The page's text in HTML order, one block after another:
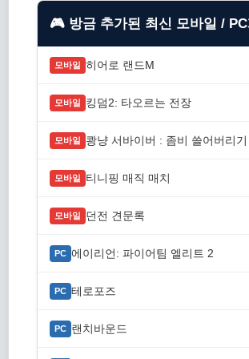
🎮 방금 추가된 최신 모바일 /
모바일 히어로 랜드M
모바일 킹덤2: 타오르는 전장
모바일 쾅냥 서바이버 : 좀비 쓸어버리기
모바일 티니핑 매직 매치
모바일 던전 견문록
PC 에이리언: 파이어팀 엘리트 2
PC 테로포즈
PC 랜치바운드